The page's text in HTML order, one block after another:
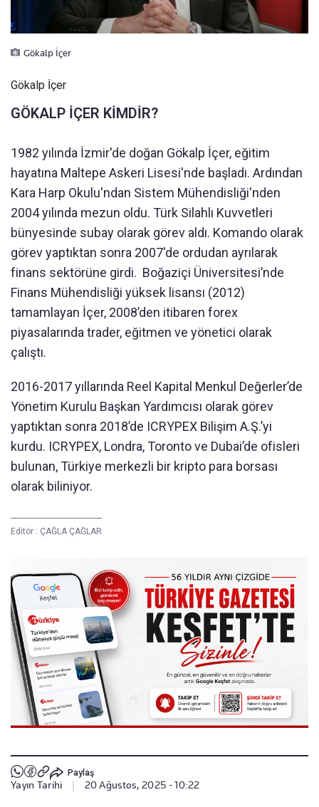
Gökalp İçer
Gökalp İçer
GÖKALP İÇER KİMDİR?
1982 yılında İzmir'de doğan Gökalp İçer, eğitim
hayatına Maltepe Askeri Lisesi'nde başladı. Ardından
Kara Harp Okulu'ndan Sistem Mühendisliği'nden
2004 yılında mezun oldu. Türk Silahlı Kuvvetleri
bünyesinde subay olarak görev aldı. Komando olarak
görev yaptıktan sonra 2007'de ordudan ayrılarak
finans sektörüne girdi. Boğaziçi Üniversitesi’nde
Finans Mühendisliği yüksek lisansı (2012)
tamamlayan İçer, 2008’den itibaren forex
piyasalarında trader, eğitmen ve yönetici olarak
çalıştı.
2016-2017 yıllarında Reel Kapital Menkul Değerler’de
Yönetim Kurulu Başkan Yardımcısı olarak görev
yaptıktan sonra 2018’de ICRYPEX Bilişim A.Ş.’yi
kurdu. ICRYPEX, Londra, Toronto ve Dubai’de ofisleri
bulunan, Türkiye merkezli bir kripto para borsası
olarak biliniyor.
Editör : ÇAĞLA ÇAĞLAR
Paylaş
Yayın Tarihi 20 Ağustos, 2025 - 10:22